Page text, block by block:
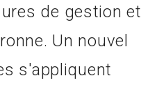
de gestion et
Un nouvel
s'appliquent